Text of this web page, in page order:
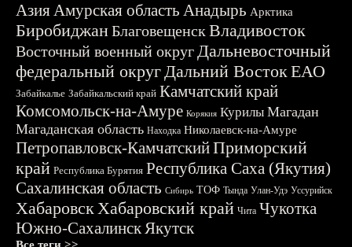
АзияАмурская область Анадырь Арктика
БиробиджанБлаговещенскВладивосток
Восточный военный округДальневосточный
федеральный округДальний ВостокЕАО
Забайкалье Забайкальский край Камчатский край
Комсомольск-на-Амуре Корякия Курилы Магадан
Магаданская область Находка Николаевск-на-Амуре
Петропавловск-КамчатскийПриморский
край Республика Бурятия Республика Саха (Якутия)
Сахалинская область Сибирь ТОФ Тында Улан-Удэ Уссурийск
ХабаровскХабаровский край Чита Чукотка
Южно-СахалинскЯкутск